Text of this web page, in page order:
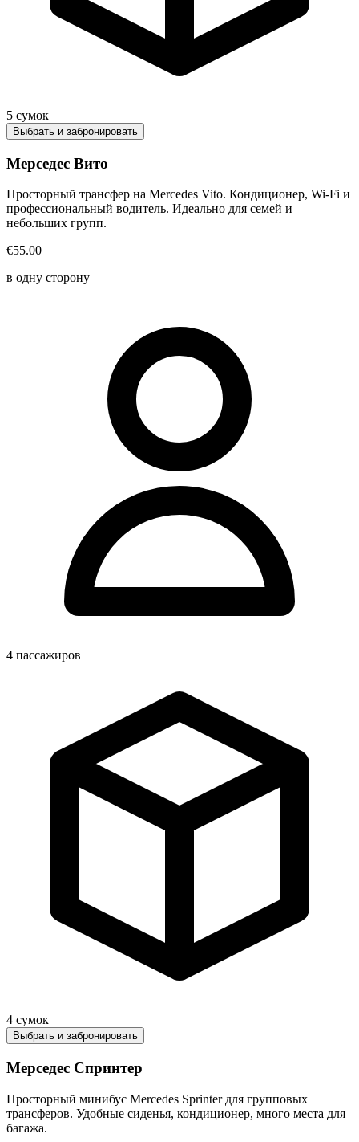
5 сумок
Выбрать и забронировать
Мерседес Вито
Просторный трансфер на Mercedes Vito. Кондиционер, Wi-Fi и
профессиональный водитель. Идеально для семей и
небольших групп.
€55.00
в одну сторону
4 пассажиров
4 сумок
Выбрать и забронировать
Мерседес Спринтер
Просторный минибус Mercedes Sprinter для групповых
трансферов. Удобные сиденья, кондиционер, много места для
багажа.